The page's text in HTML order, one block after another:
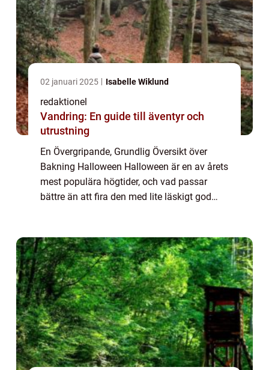
02 januari 2025 Isabelle Wiklund
redaktionel
Vandring: En guide till äventyr och
utrustning
En Övergripande, Grundlig Översikt över
Bakning Halloween Halloween är en av årets
mest populära högtider, och vad passar
bättre än att fira den med lite läskigt god
pa...